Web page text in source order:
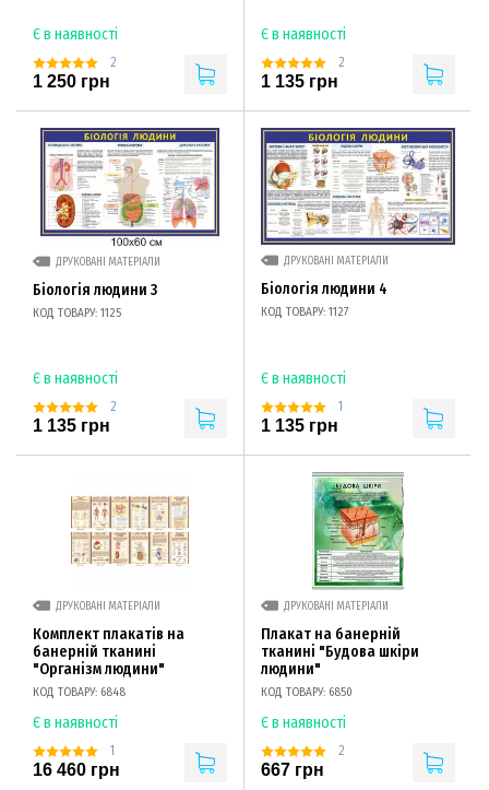
Є в наявності
2
1 250 грн
Є в наявності
2
1 135 грн
ДРУКОВАНІ МАТЕРІАЛИ
Біологія людини 3
КОД ТОВАРУ: 1125
Є в наявності
2
1 135 грн
ДРУКОВАНІ МАТЕРІАЛИ
Біологія людини 4
КОД ТОВАРУ: 1127
Є в наявності
1
1 135 грн
ДРУКОВАНІ МАТЕРІАЛИ
Комплект плакатів на
банерній тканині
"Організм людини"
КОД ТОВАРУ: 6848
Є в наявності
1
16 460 грн
ДРУКОВАНІ МАТЕРІАЛИ
Плакат на банерній
тканині "Будова шкіри
людини"
КОД ТОВАРУ: 6850
Є в наявності
2
667 грн